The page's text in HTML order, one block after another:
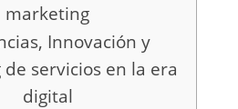
marketing
Innovación y
servicios en la era
digital